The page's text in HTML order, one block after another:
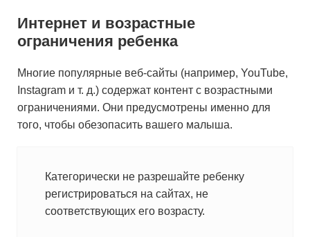
Интернет и возрастные
ограничения ребенка
Многие популярные веб-сайты (например, YouTube,
Instagram и т. д.) содержат контент с возрастными
ограничениями. Они предусмотрены именно для
того, чтобы обезопасить вашего малыша.
Категорически не разрешайте ребенку
регистрироваться на сайтах, не
соответствующих его возрасту.